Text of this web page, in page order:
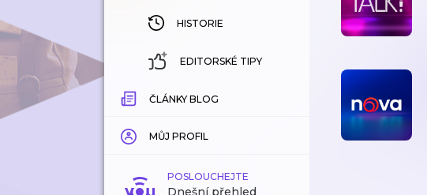
HISTORIE
EDITORSKÉ TIPY
ČLÁNKY BLOG
MŮJ PROFIL
POSLOUCHEJTE
Dnešní přehled